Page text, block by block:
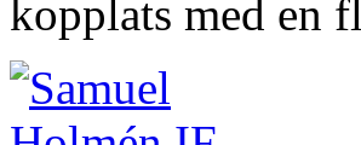
kopplats med en